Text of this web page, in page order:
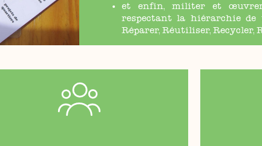
et enfin, militer et œuvrer
respectant la hiérarchie de
Réparer, Réutiliser, Recycler,